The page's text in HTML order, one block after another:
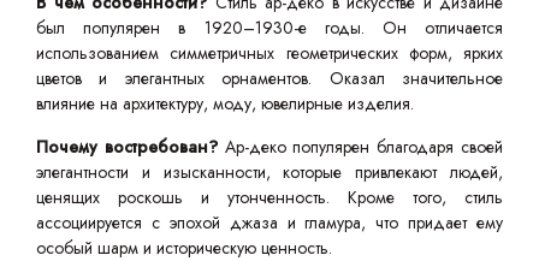
был популярен в 1920–1930-е годы. Он отличается
использованием симметричных геометрических форм, ярких
цветов и элегантных орнаментов. Оказал значительное
влияние на архитектуру, моду, ювелирные изделия.
Почему востребован?Ар-деко популярен благодаря своей
элегантности и изысканности, которые привлекают людей,
ценящих роскошь и утонченность. Кроме того, стиль
ассоциируется с эпохой джаза и гламура, что придает ему
особый шарм и историческую ценность.